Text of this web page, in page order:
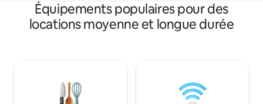
Équipements populaires pour des
locations moyenne et longue durée